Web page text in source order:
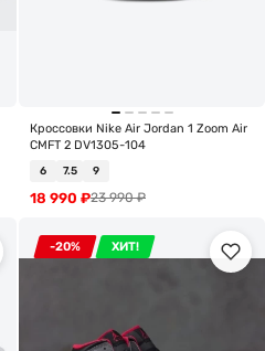
Кроссовки Nike Air Jordan 1 Zoom Air
CMFT 2 DV1305-104
6 7.5 9
23 990₽
18 990 ₽
-20% ХИТ!